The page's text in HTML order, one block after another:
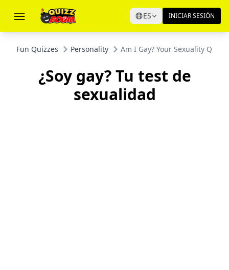
ES INICIAR SESIÓN
Fun Quizzes Personality Am I Gay? Your Sexuality Quiz
¿Soy gay? Tu test de
sexualidad